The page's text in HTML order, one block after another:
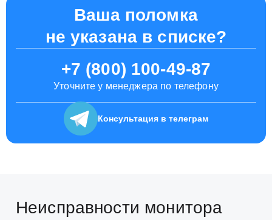
Ваша поломка
не указана в списке?
+7 (800) 100-49-87
Уточните у менеджера по телефону
Консультация в телеграм
Неисправности монитора